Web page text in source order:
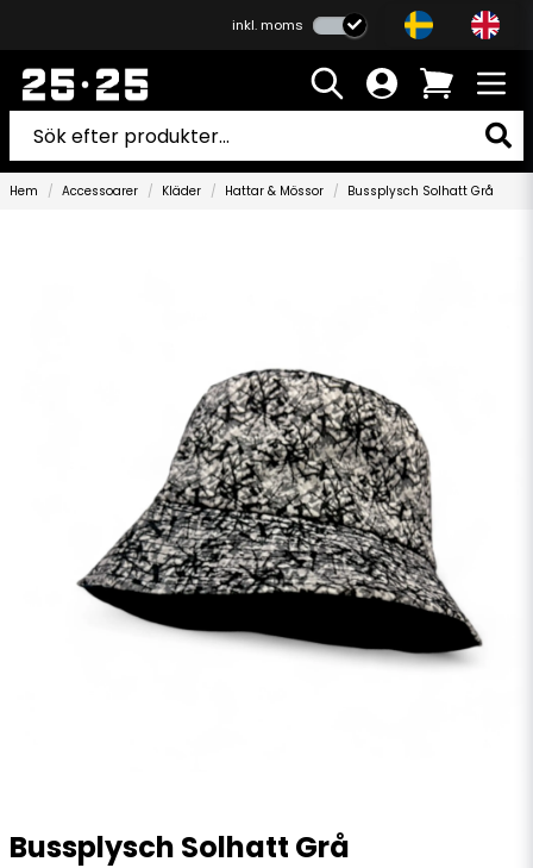
inkl. moms
Hem Accessoarer Kläder Hattar & Mössor Bussplysch Solhatt Grå
Bussplysch Solhatt Grå